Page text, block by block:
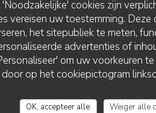
cookies zijn
vereisen uw toestemming.
het sitepubliek te meten,
advertenties of
om uw voorkeuren
op het cookiepictogram
OK, accepteer alle Weiger alle
Service : 5/5 Atmosfeer:
et cuisine de qualité. Très bon service